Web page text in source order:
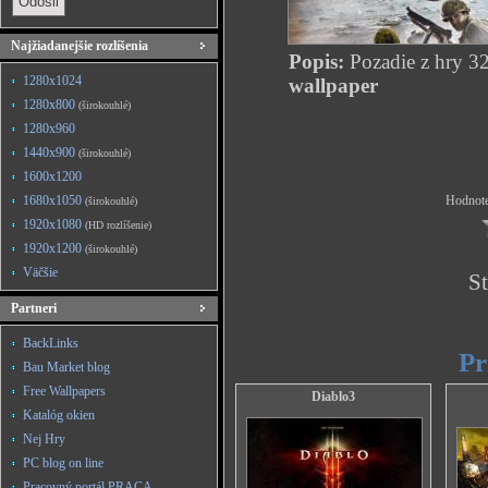
Najžiadanejšie rozlíšenia
1280x1024
1280x800 (širokouhlé)
1280x960
1440x900 (širokouhlé)
1600x1200
1680x1050 (širokouhlé)
1920x1080 (HD rozlíšenie)
1920x1200 (širokouhlé)
Väčšie
Partneri
BackLinks
Bau Market blog
Free Wallpapers
Katalóg okien
Nej Hry
PC blog on line
Popis: Pozadie z hry
wallpaper
Diablo3